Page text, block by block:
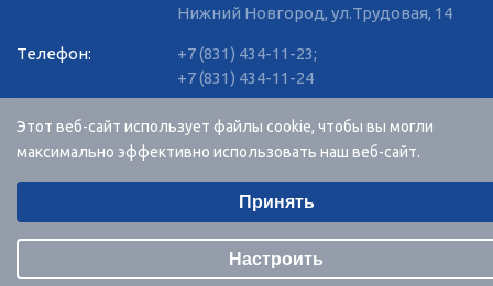
Нижний Новгород, ул.Трудовая, 14
Телефон: +7 (831) 434-11-23;
+7 (831) 434-11-24
E-mail: info@vvgnn.com
RU EN
Создание сайта и хостинг -R52.RU
Этот веб-сайт использует файлы cookie, чтобы вы могли
максимально эффективно использовать наш веб-сайт.
Аналитические/Функциональные
Принять
Настроить